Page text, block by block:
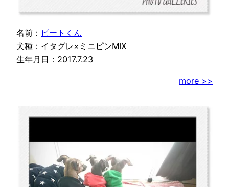
名前： ピートくん
犬種：イタグレ×ミニピンMIX
生年月日：2017.7.23
more >>